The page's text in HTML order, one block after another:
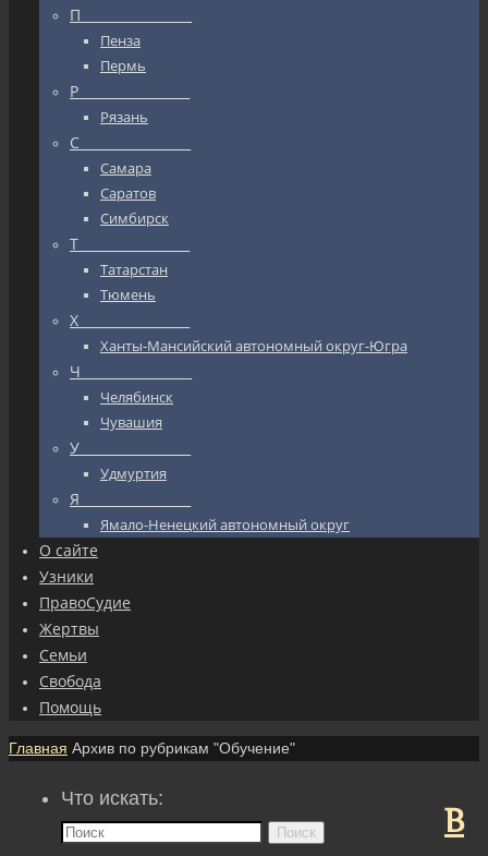
П_________________
Пенза
Пермь
Р_________________
Рязань
С_________________
Самара
Саратов
Симбирск
Т_________________
Татарстан
Тюмень
Х_________________
Ханты-Мансийский автономный округ-Югра
Ч_________________
Челябинск
Чувашия
У_________________
Удмуртия
Я_________________
Ямало-Ненецкий автономный округ
О сайте
Узники
ПравоСудие
Жертвы
Семьи
Свобода
Помощь
Главная Архив по рубрикам "Обучение"
В
Что искать:
Поиск